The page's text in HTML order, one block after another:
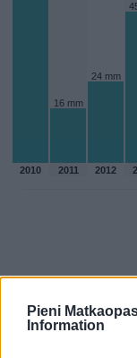
Pieni
Information
16 mm
24 mm
2010 2011 2012